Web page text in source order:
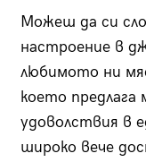
Можеш да си
настроение в
любимото ни
което предлага
удоволствия в
широко вече